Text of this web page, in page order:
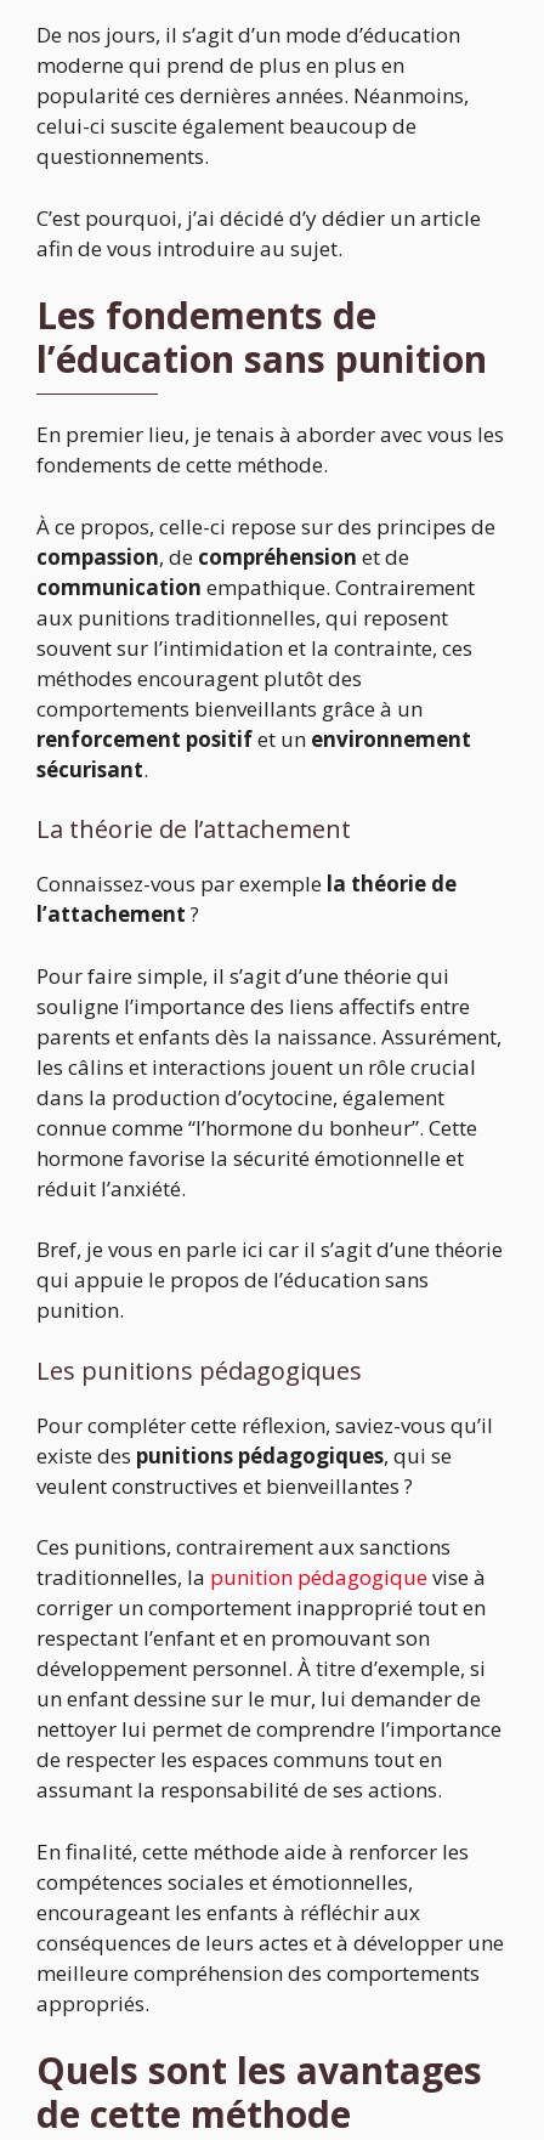
De nos jours, il s’agit d’un mode d’éducation
moderne qui prend de plus en plus en
popularité ces dernières années. Néanmoins,
celui-ci suscite également beaucoup de
questionnements.
C’est pourquoi, j’ai décidé d’y dédier un article
afin de vous introduire au sujet.
Les fondements de
l’éducation sans punition
En premier lieu, je tenais à aborder avec vous les
fondements de cette méthode.
À ce propos, celle-ci repose sur des principes de
compassion, de compréhension et de
communication empathique. Contrairement
aux punitions traditionnelles, qui reposent
souvent sur l’intimidation et la contrainte, ces
méthodes encouragent plutôt des
comportements bienveillants grâce à un
renforcement positifet un environnement
sécurisant.
La théorie de l’attachement
Connaissez-vous par exemple la théorie de
l’attachement ?
Pour faire simple, il s’agit d’une théorie qui
souligne l’importance des liens affectifs entre
parents et enfants dès la naissance. Assurément,
les câlins et interactions jouent un rôle crucial
dans la production d’ocytocine, également
connue comme “l’hormone du bonheur”. Cette
hormone favorise la sécurité émotionnelle et
réduit l’anxiété.
Bref, je vous en parle ici car il s’agit d’une théorie
qui appuie le propos de l’éducation sans
punition.
Les punitions pédagogiques
Pour compléter cette réflexion, saviez-vous qu’il
existe des punitions pédagogiques, qui se
veulent constructives et bienveillantes ?
Ces punitions, contrairement aux sanctions
traditionnelles, la punition pédagogiquevise à
corriger un comportement inapproprié tout en
respectant l’enfant et en promouvant son
développement personnel. À titre d’exemple, si
un enfant dessine sur le mur, lui demander de
nettoyer lui permet de comprendre l’importance
de respecter les espaces communs tout en
assumant la responsabilité de ses actions.
En finalité, cette méthode aide à renforcer les
compétences sociales et émotionnelles,
encourageant les enfants à réfléchir aux
conséquences de leurs actes et à développer une
meilleure compréhension des comportements
appropriés.
Quels sont les avantages
de cette méthode